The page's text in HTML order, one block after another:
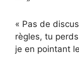
« Pas de
règles, tu
je en pointant